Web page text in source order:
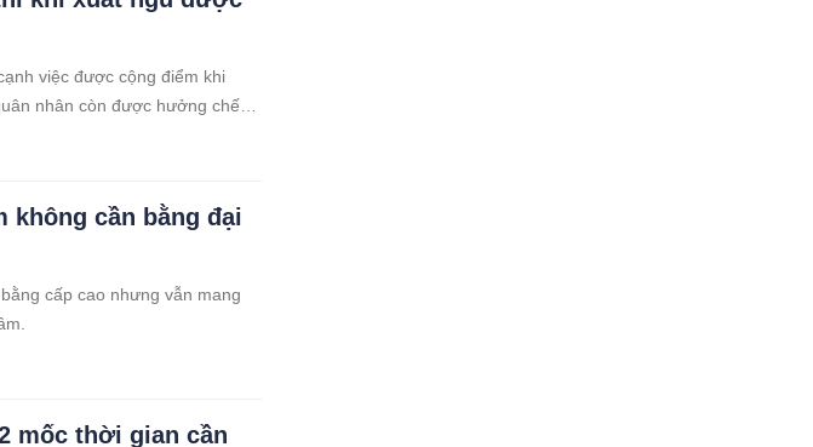
việc được cộng điểm khi
nhân còn được hưởng chế
không cần bằng đại
cấp cao nhưng vẫn mang
mốc thời gian cần